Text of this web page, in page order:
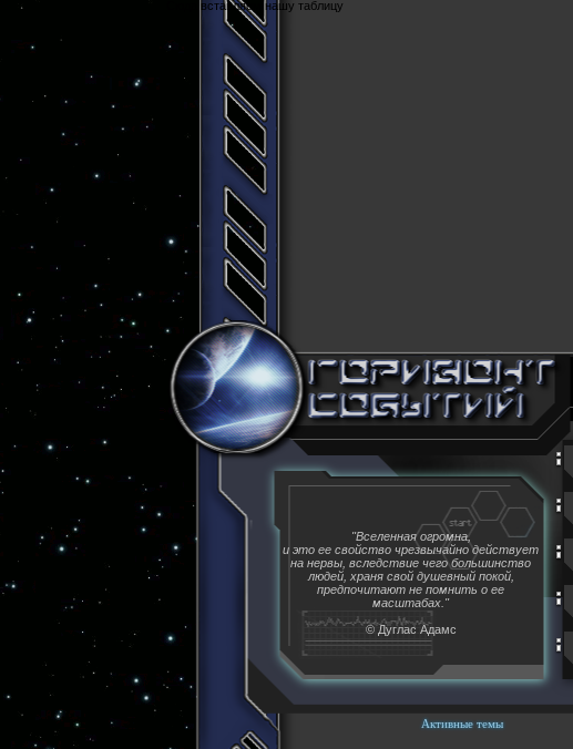
Cюда вставляем нашу таблицу
Активные темы
"Вселенная огромна,
и это ее свойство чрезвычайно действует
на нервы, вследствие чего большинство
людей, храня свой душевный покой,
предпочитают не помнить о ее
масштабах."
© Дуглас Адамс